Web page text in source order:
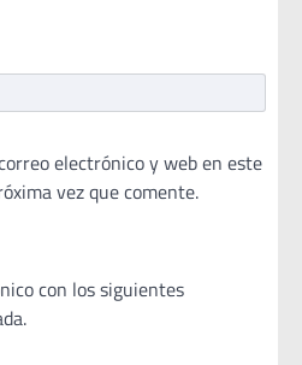
electrónico y web en este
vez que comente.
con los siguientes